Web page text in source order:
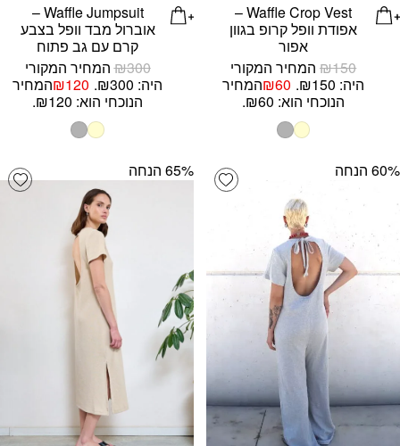
Waffle Crop Vest –
אפודת וופל קרופ בגוון
אפור
₪150
המחיר המקורי
היה: ₪150.
₪60
המחיר
הנוכחי הוא: ₪60.
Waffle Jumpsuit –
אוברול מבד וופל בצבע
קרם עם גב פתוח
₪300
המחיר המקורי
היה: ₪300.
₪120
המחיר
הנוכחי הוא: ₪120.
Add wishlist ‫60% הנחה ‫65% הנחה